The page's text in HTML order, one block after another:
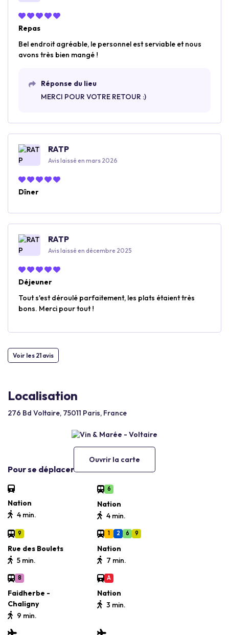
Repas
Bel endroit agréable, le personnel est serviable et nous
avons très bien mangé !
Réponse du lieu
MERCI POUR VOTRE RETOUR :)
RATP
Avis laissé en mars 2026
Dîner
RATP
Avis laissé en décembre 2025
Déjeuner
Tout s'est déroulé parfaitement, les plats étaient très
bons. Merci pour tout !
Voir les 21 avis
Localisation
276 Bd Voltaire, 75011 Paris, France
Ouvrir la carte
Pour se déplacer
Nation
4 min.
6
Nation
4 min.
9
Rue des Boulets
5 min.
1 2 6 9
Nation
7 min.
8
Faidherbe -
Chaligny
9 min.
A
Nation
3 min.